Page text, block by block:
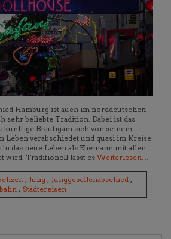
Hamburg ist auch im norddeutschen
sehr beliebte Tradition. Dabei ist das
Bräutigam sich von seinem
Leben verabschiedet und quasi im Kreise
das neue Leben als Ehemann mit allen
wird. Traditionell lässt es Weiterlesen…
, Jung , Junggesellenabschied ,
, Städtereisen